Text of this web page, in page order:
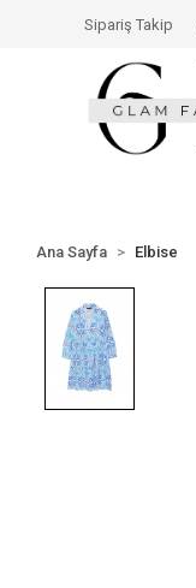
İade Hakkı
Sipariş Takip
Ana Sayfa Elbise